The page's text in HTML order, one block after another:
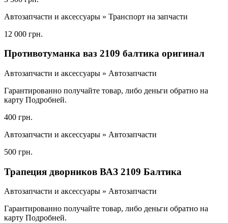
Автозапчасти и аксессуары » Транспорт на запчасти
12 000 грн.
Противотуманка ваз 2109 балтика оригинал
Автозапчасти и аксессуары » Автозапчасти
Гарантированно получайте товар, либо деньги обратно на
карту Подробней.
400 грн.
Автозапчасти и аксессуары » Автозапчасти
500 грн.
Трапеция дворников ВАЗ 2109 Балтика
Автозапчасти и аксессуары » Автозапчасти
Гарантированно получайте товар, либо деньги обратно на
карту Подробней.